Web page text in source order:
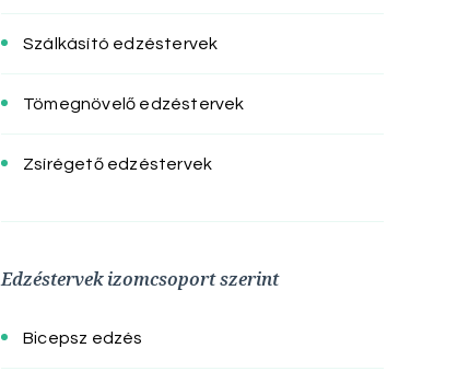
Szálkásító edzéstervek
Tömegnövelő edzéstervek
Zsírégető edzéstervek
Edzéstervek izomcsoport szerint
Bicepsz edzés